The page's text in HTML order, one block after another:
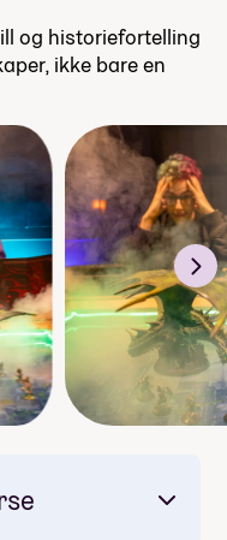
og historiefortelling
ikke bare en